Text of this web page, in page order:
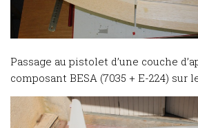
Passage au pistolet d’une couche
composant BESA (7035 + E-224) sur